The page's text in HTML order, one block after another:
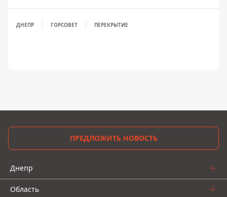
ДНЕПР ГОРСОВЕТ ПЕРЕКРЫТИЕ
ПРЕДЛОЖИТЬ НОВОСТЬ
Днепр
Область